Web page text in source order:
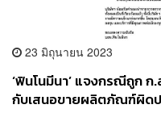
23 มิถุนายน 2023
‘ฟินโนมีนา’ แจงกรณีถูก ก
กับเสนอขายผลิตภัณฑ์ผิดป